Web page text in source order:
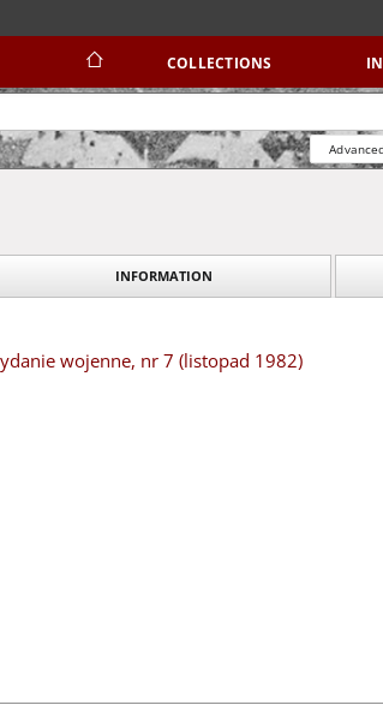
COLLECTIONS
INFORMATION
wojenne, nr 7 (listopad 1982)